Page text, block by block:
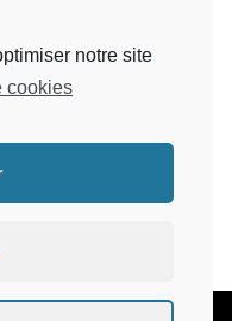
notre site
cookies